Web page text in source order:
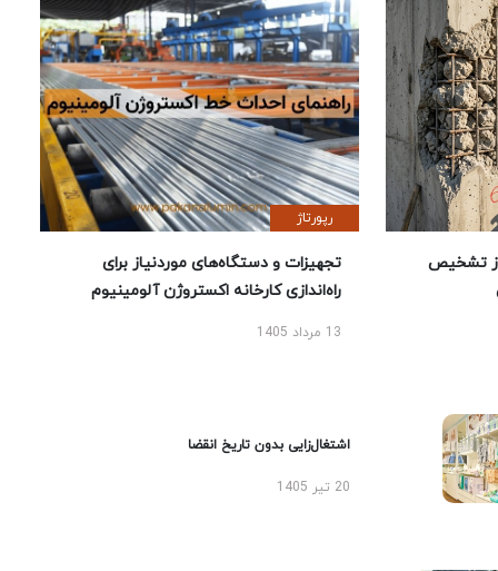
تشخیص
رپورتاژ
تجهیزات و دستگاه‌های موردنیاز برای
راه‌اندازی کارخانه اکستروژن آلومینیوم
13 مرداد 1405
اشتغال‌زایی بدون تاریخ انقضا
20 تیر 1405